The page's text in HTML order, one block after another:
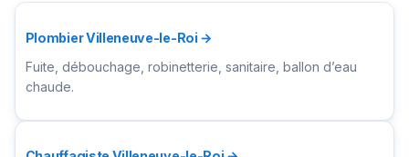
Plombier Villeneuve-le-Roi →
Fuite, débouchage, robinetterie, sanitaire, ballon d’eau
chaude.